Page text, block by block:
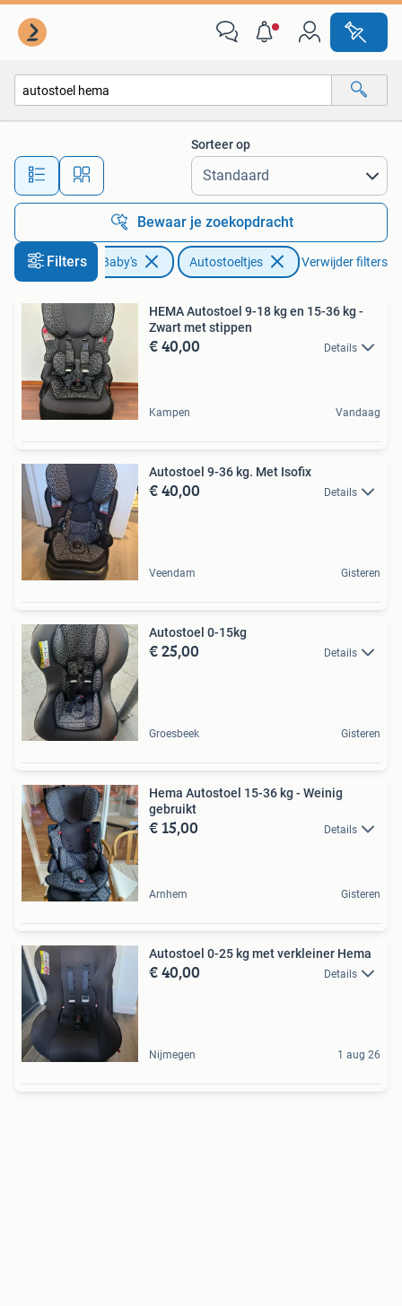
Alle afstanden…
Sorteer op
Bewaar je zoekopdracht
Filters
Kinderen en Baby's Autostoeltjes Verwijder filters
HEMA Autostoel 9-18 kg en 15-36 kg -
Zwart met stippen
€ 40,00 Details
Kampen Vandaag
Autostoel 9-36 kg. Met Isofix
€ 40,00 Details
Veendam Gisteren
Autostoel 0-15kg
€ 25,00 Details
Groesbeek Gisteren
Hema Autostoel 15-36 kg - Weinig
gebruikt
€ 15,00 Details
Arnhem Gisteren
Autostoel 0-25 kg met verkleiner Hema
€ 40,00 Details
Nijmegen 1 aug 26